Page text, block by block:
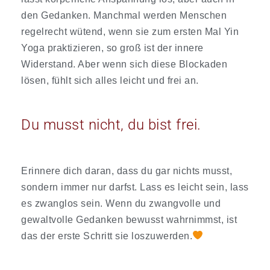
den Gedanken. Manchmal werden Menschen
regelrecht wütend, wenn sie zum ersten Mal Yin
Yoga praktizieren, so groß ist der innere
Widerstand. Aber wenn sich diese Blockaden
lösen, fühlt sich alles leicht und frei an.
Du musst nicht, du bist frei.
Erinnere dich daran, dass du gar nichts musst,
sondern immer nur darfst. Lass es leicht sein, lass
es zwanglos sein. Wenn du zwangvolle und
gewaltvolle Gedanken bewusst wahrnimmst, ist
das der erste Schritt sie loszuwerden.